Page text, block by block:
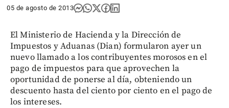
05 de agosto de 2013
El Ministerio de Hacienda y la Dirección de
Impuestos y Aduanas (Dian) formularon ayer un
nuevo llamado a los contribuyentes morosos en el
pago de impuestos para que aprovechen la
oportunidad de ponerse al día, obteniendo un
descuento hasta del ciento por ciento en el pago de
los intereses.